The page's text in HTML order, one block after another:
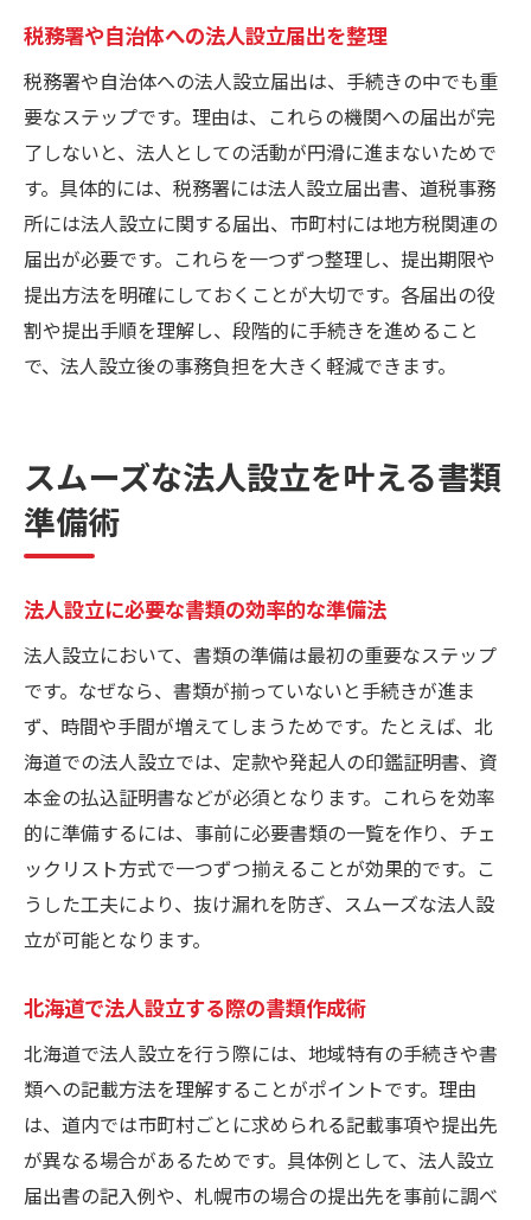
税務署や自治体への法人設立届出を整理
税務署や自治体への法人設立届出は、手続きの中でも重
要なステップです。理由は、これらの機関への届出が完
了しないと、法人としての活動が円滑に進まないためで
す。具体的には、税務署には法人設立届出書、道税事務
所には法人設立に関する届出、市町村には地方税関連の
届出が必要です。これらを一つずつ整理し、提出期限や
提出方法を明確にしておくことが大切です。各届出の役
割や提出手順を理解し、段階的に手続きを進めること
で、法人設立後の事務負担を大きく軽減できます。
スムーズな法人設立を叶える書類
準備術
法人設立に必要な書類の効率的な準備法
法人設立において、書類の準備は最初の重要なステップ
です。なぜなら、書類が揃っていないと手続きが進ま
ず、時間や手間が増えてしまうためです。たとえば、北
海道での法人設立では、定款や発起人の印鑑証明書、資
本金の払込証明書などが必須となります。これらを効率
的に準備するには、事前に必要書類の一覧を作り、チェ
ックリスト方式で一つずつ揃えることが効果的です。こ
うした工夫により、抜け漏れを防ぎ、スムーズな法人設
立が可能となります。
北海道で法人設立する際の書類作成術
北海道で法人設立を行う際には、地域特有の手続きや書
類への記載方法を理解することがポイントです。理由
は、道内では市町村ごとに求められる記載事項や提出先
が異なる場合があるためです。具体例として、法人設立
届出書の記入例や、札幌市の場合の提出先を事前に調べ